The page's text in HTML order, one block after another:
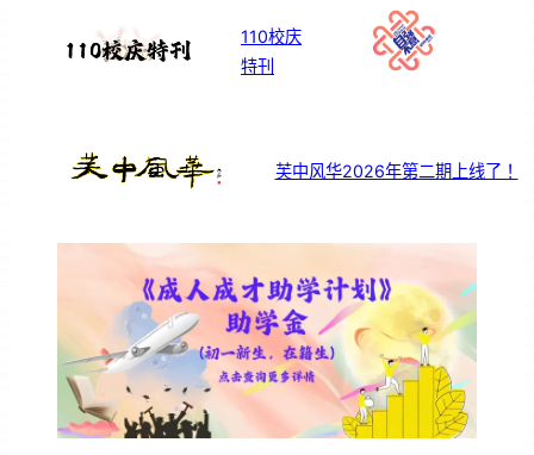
110校庆
特刊
芙中风华2026年第二期上线了！